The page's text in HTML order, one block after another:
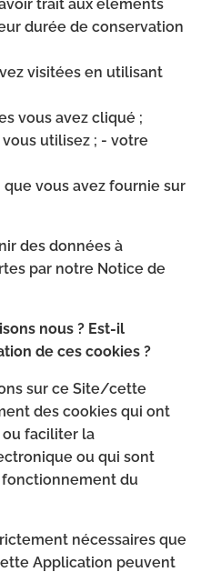
trait aux éléments
durée de conservation
visitées en utilisant
vous avez cliqué ;
utilisez ; - votre
vous avez fournie sur
des données à
par notre Notice de
nous ? Est-il
de ces cookies ?
sur ce Site/cette
des cookies qui ont
faciliter la
ou qui sont
du
nécessaires que
Application peuvent